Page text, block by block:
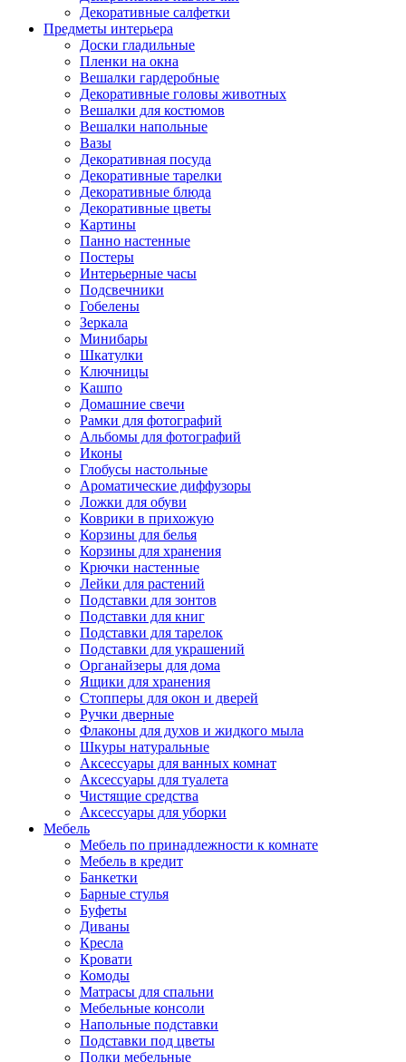
Декоративные салфетки
Предметы интерьера
Доски гладильные
Пленки на окна
Вешалки гардеробные
Декоративные головы животных
Вешалки для костюмов
Вешалки напольные
Вазы
Декоративная посуда
Декоративные тарелки
Декоративные блюда
Декоративные цветы
Картины
Панно настенные
Постеры
Интерьерные часы
Подсвечники
Гобелены
Зеркала
Минибары
Шкатулки
Ключницы
Кашпо
Домашние свечи
Рамки для фотографий
Альбомы для фотографий
Иконы
Глобусы настольные
Ароматические диффузоры
Ложки для обуви
Коврики в прихожую
Корзины для белья
Корзины для хранения
Крючки настенные
Лейки для растений
Подставки для зонтов
Подставки для книг
Подставки для тарелок
Подставки для украшений
Органайзеры для дома
Ящики для хранения
Стопперы для окон и дверей
Ручки дверные
Флаконы для духов и жидкого мыла
Шкуры натуральные
Аксессуары для ванных комнат
Аксессуары для туалета
Чистящие средства
Аксессуары для уборки
Мебель
Мебель по принадлежности к комнате
Мебель в кредит
Банкетки
Барные стулья
Буфеты
Диваны
Кресла
Кровати
Комоды
Матрасы для спальни
Мебельные консоли
Напольные подставки
Подставки под цветы
Полки мебельные